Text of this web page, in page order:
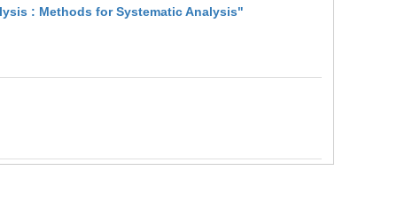
: Methods for Systematic Analysis"